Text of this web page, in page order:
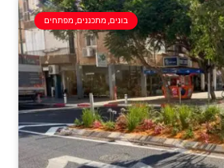
בונים, מתכננים, מפתחים